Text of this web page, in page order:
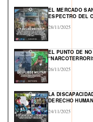
EL MERCADO
ESPECTRO DEL
28/11/2025
EL PUNTO DE
26/11/2025
LA
DERECHO
24/11/2025